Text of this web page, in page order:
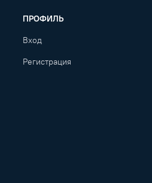
ПРОФИЛЬ
Вход
Регистрация